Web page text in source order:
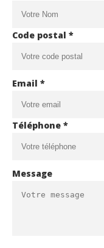
Code postal *
Email *
Téléphone *
Message